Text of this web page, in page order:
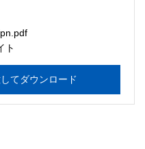
本サイトをご利用にな
についても責任を負う
ト
てダウンロード